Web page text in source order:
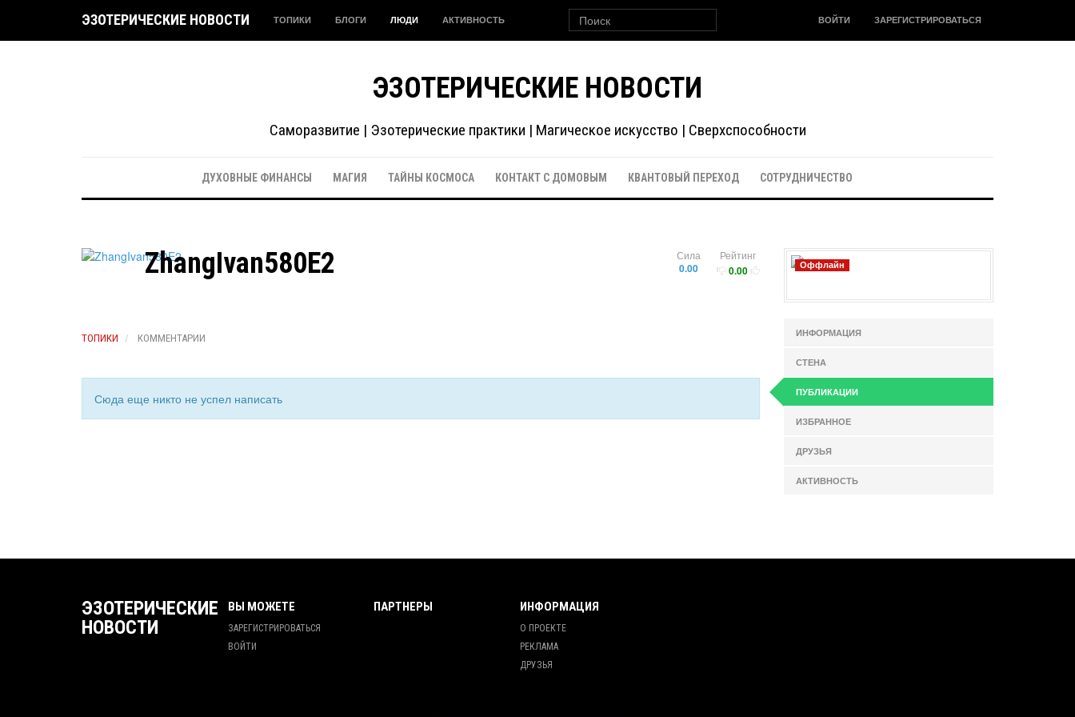
ЭЗОТЕРИЧЕСКИЕ НОВОСТИ ТОПИКИ БЛОГИ ЛЮДИ АКТИВНОСТЬ ВОЙТИ ЗАРЕГИСТРИРОВАТЬСЯ
ЭЗОТЕРИЧЕСКИЕ НОВОСТИ
Саморазвитие | Эзотерические практики | Магическое искусство | Сверхспособности
ДУХОВНЫЕ ФИНАНСЫ МАГИЯ ТАЙНЫ КОСМОСА КОНТАКТ С ДОМОВЫМ КВАНТОВЫЙ ПЕРЕХОД СОТРУДНИЧЕСТВО
Рейтинг
0.00
Сила
0.00
ZhangIvan580E2
ТОПИКИ КОММЕНТАРИИ
Сюда еще никто не успел написать
Оффлайн
ИНФОРМАЦИЯ
СТЕНА
ПУБЛИКАЦИИ
ИЗБРАННОЕ
ДРУЗЬЯ
АКТИВНОСТЬ
ЭЗОТЕРИЧЕСКИЕ
НОВОСТИ
ВЫ МОЖЕТЕ
ЗАРЕГИСТРИРОВАТЬСЯ
ВОЙТИ
ПАРТНЕРЫ ИНФОРМАЦИЯ
О ПРОЕКТЕ
РЕКЛАМА
ДРУЗЬЯ